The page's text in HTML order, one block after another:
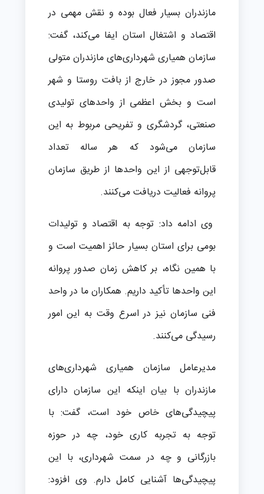
مازندران بسیار فعال بوده و نقش مهمی در
اقتصاد و اشتغال استان ایفا می‌کند، گفت:
سازمان همیاری شهرداری‌های مازندران متولی
صدور مجوز در خارج از بافت روستا و شهر
است و بخش اعظمی از واحدهای تولیدی
صنعتی، گردشگری و تفریحی مربوط به این
سازمان می‌شود که هر ساله تعداد
قابل‌توجهی از این واحدها از طریق سازمان
پروانه فعالیت دریافت می‌کنند.
وی ادامه داد: توجه به اقتصاد و تولیدات
بومی برای استان بسیار حائز اهمیت است و
با همین نگاه، بر کاهش زمان صدور پروانه
این واحدها تأکید داریم. همکاران ما در واحد
فنی سازمان نیز در اسرع وقت به این امور
رسیدگی می‌کنند.
مدیرعامل سازمان همیاری شهرداری‌های
مازندران با بیان اینکه این سازمان دارای
پیچیدگی‌های خاص خود است، گفت: با
توجه به تجربه کاری خود، چه در حوزه
بازرگانی و چه در سمت شهرداری، با این
پیچیدگی‌ها آشنایی کامل دارم. وی افزود: